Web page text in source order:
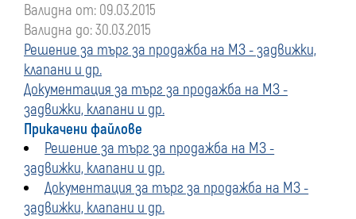
Валидна от: 09.03.2015
Валидна до: 30.03.2015
Решение за търг за продажба на МЗ - задвижки,
клапани и др.
Документация за търг за продажба на МЗ -
задвижки, клапани и др.
Прикачени файлове
Решение за търг за продажба на МЗ -
задвижки, клапани и др.
Документация за търг за продажба на МЗ -
задвижки, клапани и др.